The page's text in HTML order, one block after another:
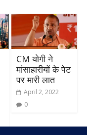
CM योगी ने
मांसाहारीयों के पेट
पर मारी लात
April 2, 2022
0